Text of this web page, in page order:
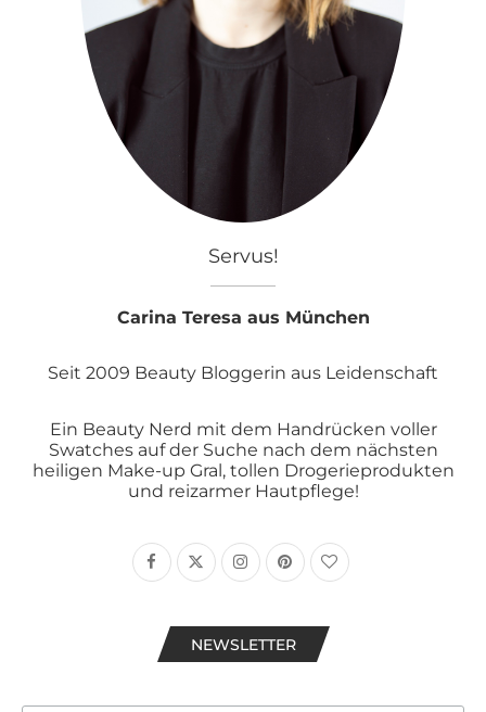
Servus!
Carina Teresa aus München
Seit 2009 Beauty Bloggerin aus Leidenschaft
Ein Beauty Nerd mit dem Handrücken voller
Swatches auf der Suche nach dem nächsten
heiligen Make-up Gral, tollen Drogerieprodukten
und reizarmer Hautpflege!
NEWSLETTER